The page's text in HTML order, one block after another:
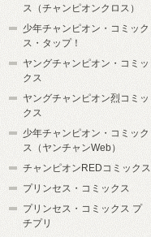
ス（チャンピオンクロス）
少年チャンピオン・コミック
ス・タップ！
ヤングチャンピオン・コミッ
クス
ヤングチャンピオン烈コミッ
クス
少年チャンピオン・コミック
ス（ヤンチャンWeb）
チャンピオンREDコミックス
プリンセス・コミックス
プリンセス・コミックス プ
チプリ